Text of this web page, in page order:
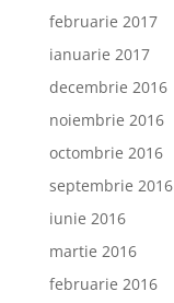
februarie 2017
ianuarie 2017
decembrie 2016
noiembrie 2016
octombrie 2016
septembrie 2016
iunie 2016
martie 2016
februarie 2016